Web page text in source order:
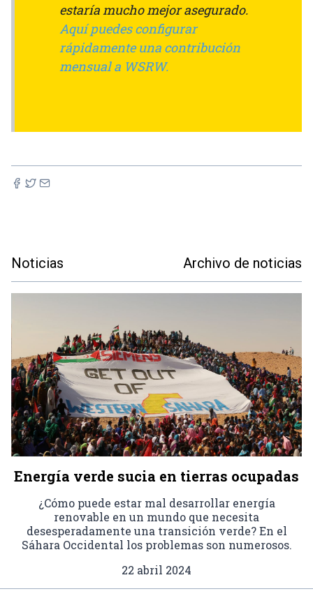
estaría mucho mejor asegurado.
Aquí puedes configurar
rápidamente una contribución
mensual a WSRW.
Noticias Archivo de noticias
Energía verde sucia en tierras ocupadas
¿Cómo puede estar mal desarrollar energía
renovable en un mundo que necesita
desesperadamente una transición verde? En el
Sáhara Occidental los problemas son numerosos.
22 abril 2024